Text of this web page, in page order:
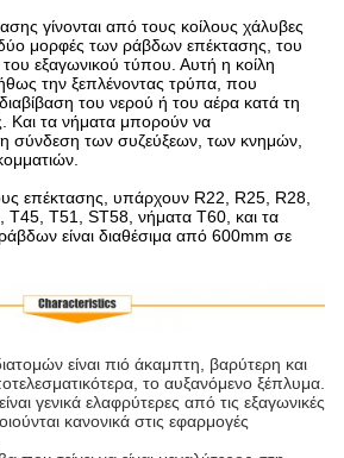
γίνονται από τους κοίλους χάλυβες
μορφές των ράβδων επέκτασης, του
εξαγωνικού τύπου. Αυτή η κοίλη
την ξεπλένοντας τρύπα, που
διαβίβαση του νερού ή του αέρα κατά τη
Και τα νήματα μπορούν να
σύνδεση των συζεύξεων, των κνημών,
επέκτασης, υπάρχουν R22, R25, R28,
T51, ST58, νήματα T60, και τα
είναι διαθέσιμα από 600mm σε
είναι πιό άκαμπτη, βαρύτερη και
το αυξανόμενο ξέπλυμα.
γενικά ελαφρύτερες από τις εξαγωνικές
κανονικά στις εφαρμογές